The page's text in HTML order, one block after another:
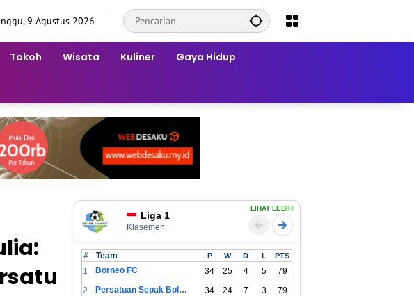
9 Agustus 2026
Tokoh Wisata Kuliner Gaya Hidup
Liga 1
Klasemen
LIHAT LEBIH
# Team P W D L PTS
1 Borneo FC 34 25 4 5
79
2
Persatuan Sepak Bola Indonesia Bandung 34 24 7 3
79